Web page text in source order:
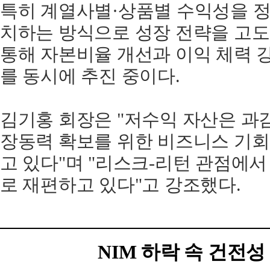
특히 계열사별·상품별 수익성을
치하는 방식으로 성장 전략을 고
통해 자본비율 개선과 이익 체력
를 동시에 추진 중이다.
김기홍 회장은 "저수익 자산은 과
장동력 확보를 위한 비즈니스 기
고 있다"며 "리스크-리턴 관점에
로 재편하고 있다"고 강조했다.
NIM 하락 속 건전성